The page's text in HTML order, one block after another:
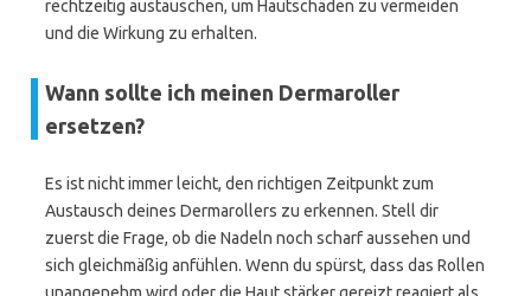
rechtzeitig austauschen, um Hautschäden zu vermeiden
und die Wirkung zu erhalten.
Wann sollte ich meinen Dermaroller
ersetzen?
Es ist nicht immer leicht, den richtigen Zeitpunkt zum
Austausch deines Dermarollers zu erkennen. Stell dir
zuerst die Frage, ob die Nadeln noch scharf aussehen und
sich gleichmäßig anfühlen. Wenn du spürst, dass das Rollen